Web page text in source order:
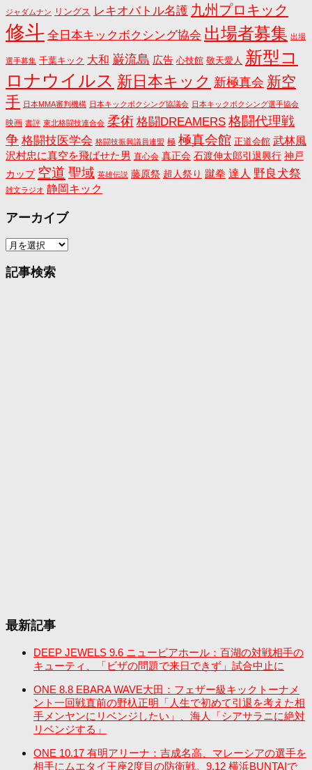
ジャダムナン リングス レキオバトル名護 九州プロキック
修斗 全日本キックボクシング協会 出場者募集 出場
選手募集 千葉キック 大和 巌流島 広告 心技館 敬天愛人 新型コ
ロナウイルス 新日本キック 新極真会 新空
手 日本MMA審判機構 日本キックボクシング協議会 日本キックボクシング選手協会
映画 書評 東北格闘技連合会 柔術 格闘DREAMERS 格闘代理戦
争 格闘技医学会 格闘技振興議員連盟 極 極真会館 正道会館 武林風
沢村忠に真空を飛ばせた男 直心会 真正会 石渡伸太郎引退興行 神戸
カップ 空道 聖域 英雄伝説 藤原祭 超人祭り 蹴拳 達人 野良犬祭
雑文ラジオ 静岡キック
アーカイブ
ア
カ
記事検索
最新記事
DEEP JEWELS 9.6 ニューピアホール：百湖の対戦相手の
キューティ、「ビザの問題で来日できず」試合中止に
ONE 8.8 EBARA WAVE大田：フェザー級キックトーナメ
ント一回戦直前の野杁正明「人生で初めて引退を考えた相
手メンヤンにリベンジしたい」、海人「シアサラニに絶対
リベンジする」
ONE 10.17 有明アリーナ：吉成名高、マレーシアの選手を
相手にムエタイ王座2度目の防衛戦。9.12 横浜BUNTAIで